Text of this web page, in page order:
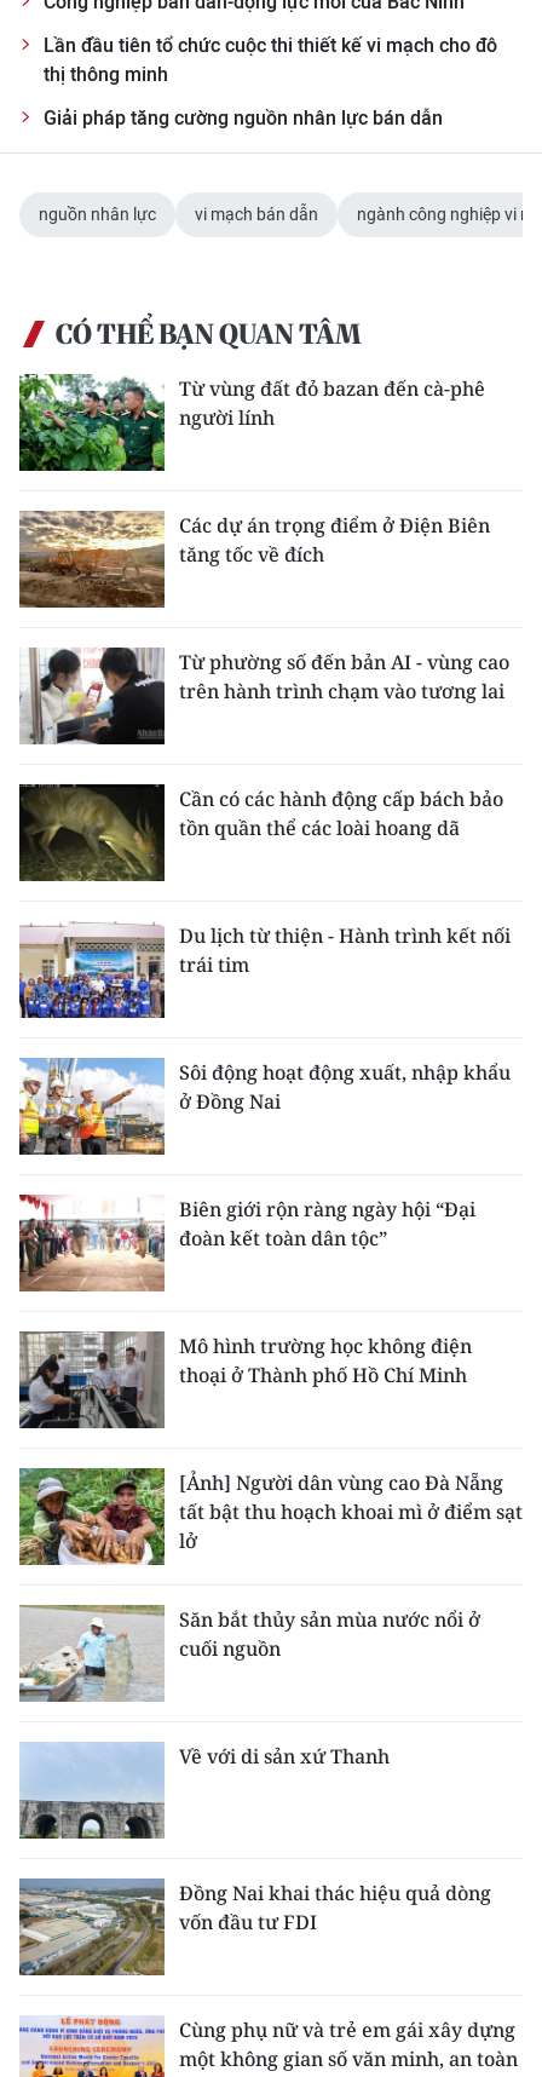
Lần đầu tiên tổ chức cuộc thi thiết kế vi mạch cho đô
thị thông minh
Giải pháp tăng cường nguồn nhân lực bán dẫn
nguồn nhân lực vi mạch bán dẫn ngành công nghiệp vi
CÓ THỂ BẠN QUAN TÂM
Từ vùng đất đỏ bazan đến cà-phê
người lính
Các dự án trọng điểm ở Điện Biên
tăng tốc về đích
Từ phường số đến bản AI - vùng cao
trên hành trình chạm vào tương lai
Cần có các hành động cấp bách bảo
tồn quần thể các loài hoang dã
Du lịch từ thiện - Hành trình kết nối
trái tim
Sôi động hoạt động xuất, nhập khẩu
ở Đồng Nai
Biên giới rộn ràng ngày hội “Đại
đoàn kết toàn dân tộc”
Mô hình trường học không điện
thoại ở Thành phố Hồ Chí Minh
[Ảnh] Người dân vùng cao Đà Nẵng
tất bật thu hoạch khoai mì ở điểm sạt
lở
Săn bắt thủy sản mùa nước nổi ở
cuối nguồn
Về với di sản xứ Thanh
Đồng Nai khai thác hiệu quả dòng
vốn đầu tư FDI
Cùng phụ nữ và trẻ em gái xây dựng
một không gian số văn minh, an toàn